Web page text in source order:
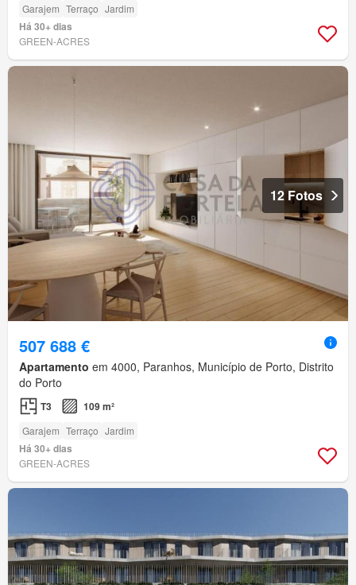
Garajem Terraço Jardim
Há 30+ dias
GREEN-ACRES
12 Fotos
507 688 €
Apartamento em 4000, Paranhos, Município de Porto, Distrito
do Porto
T3 109 m²
Garajem Terraço Jardim
Há 30+ dias
GREEN-ACRES